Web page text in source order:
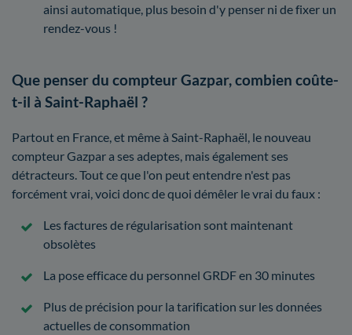
ainsi automatique, plus besoin d'y penser ni de fixer un
rendez-vous !
Que penser du compteur Gazpar, combien coûte-
t-il à Saint-Raphaël ?
Partout en France, et même à Saint-Raphaël, le nouveau
compteur Gazpar a ses adeptes, mais également ses
détracteurs. Tout ce que l'on peut entendre n'est pas
forcément vrai, voici donc de quoi démêler le vrai du faux :
Les factures de régularisation sont maintenant
obsolètes
La pose efficace du personnel GRDF en 30 minutes
Plus de précision pour la tarification sur les données
actuelles de consommation